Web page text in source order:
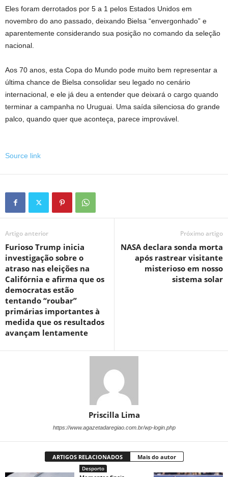
Eles foram derrotados por 5 a 1 pelos Estados Unidos em
novembro do ano passado, deixando Bielsa “envergonhado” e
aparentemente considerando sua posição no comando da seleção
nacional.
Aos 70 anos, esta Copa do Mundo pode muito bem representar a
última chance de Bielsa consolidar seu legado no cenário
internacional, e ele já deu a entender que deixará o cargo quando
terminar a campanha no Uruguai. Uma saída silenciosa do grande
palco, quando quer que aconteça, parece improvável.
Source link
Artigo anterior
Furioso Trump inicia
investigação sobre o
atraso nas eleições na
Califórnia e afirma que os
democratas estão
tentando “roubar”
primárias importantes à
medida que os resultados
avançam lentamente
Próximo artigo
NASA declara sonda morta
após rastrear visitante
misterioso em nosso
sistema solar
Priscilla Lima
https://www.agazetadaregiao.com.br/wp-login.php
ARTIGOS RELACIONADOS Mais do autor
Desporto